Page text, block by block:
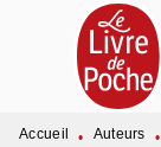
MENU
PIED DE PAGE
Accueil • Auteurs •